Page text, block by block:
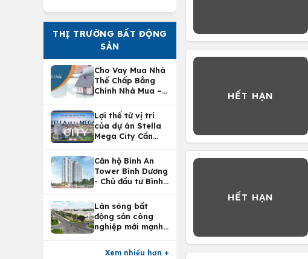
THỊ TRƯỜNG BẤT ĐỘNG
SẢN
Cho Vay Mua Nhà
Thế Chấp Bằng
Chính Nhà Mua –
Nhà Tại
Vietcombank
Lợi thế từ vị trí
của dự án Stella
Mega City Cần
Căn hộ Bình An
Tower Bình Dương
- Chủ đầu tư Bình
Làn sóng bất
động sản công
nghiệp mới mạnh
Xem nhiều hơn +